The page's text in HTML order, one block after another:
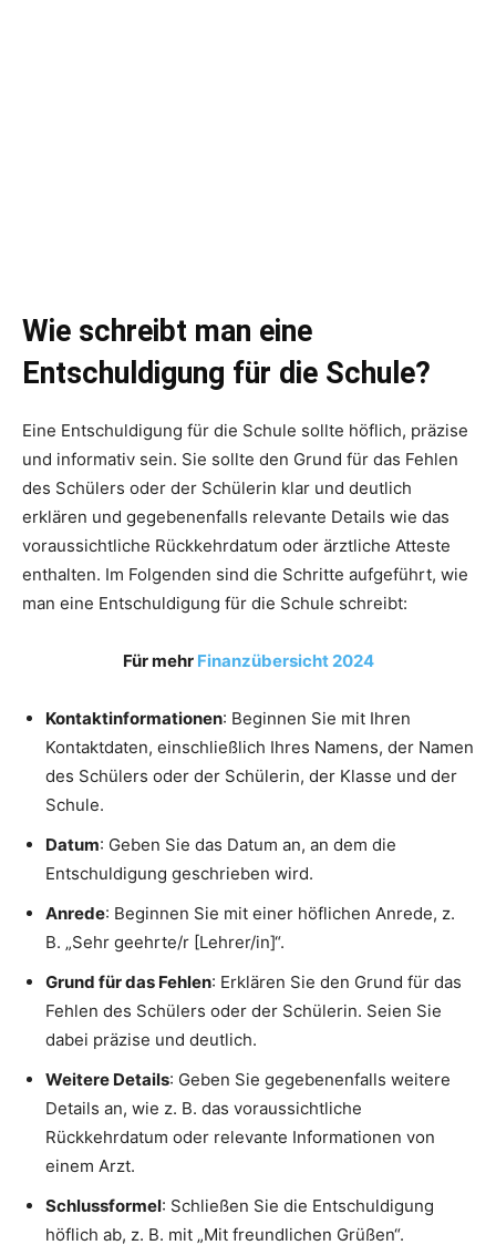
Wie schreibt man eine
Entschuldigung für die Schule?
Eine Entschuldigung für die Schule sollte höflich, präzise
und informativ sein. Sie sollte den Grund für das Fehlen
des Schülers oder der Schülerin klar und deutlich
erklären und gegebenenfalls relevante Details wie das
voraussichtliche Rückkehrdatum oder ärztliche Atteste
enthalten. Im Folgenden sind die Schritte aufgeführt, wie
man eine Entschuldigung für die Schule schreibt:
Für mehr Finanzübersicht 2024
Kontaktinformationen: Beginnen Sie mit Ihren
Kontaktdaten, einschließlich Ihres Namens, der Namen
des Schülers oder der Schülerin, der Klasse und der
Schule.
Datum: Geben Sie das Datum an, an dem die
Entschuldigung geschrieben wird.
Anrede: Beginnen Sie mit einer höflichen Anrede, z.
B. „Sehr geehrte/r [Lehrer/in]“.
Grund für das Fehlen: Erklären Sie den Grund für das
Fehlen des Schülers oder der Schülerin. Seien Sie
dabei präzise und deutlich.
Weitere Details: Geben Sie gegebenenfalls weitere
Details an, wie z. B. das voraussichtliche
Rückkehrdatum oder relevante Informationen von
einem Arzt.
Schlussformel: Schließen Sie die Entschuldigung
höflich ab, z. B. mit „Mit freundlichen Grüßen“.